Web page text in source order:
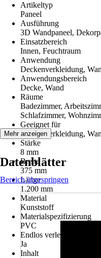
Artikeltyp
Paneel
Ausführung
3D Wandpaneel,
Einsatzbereich
Innen, Feuchtraum
Anwendung
Deckenverkleidung,
Anwendungsbereich
Decke, Wand
Räume
Badezimmer,
Schlafzimmer,
Geeignet für
Deckenverkleidung,
Stärke
8 mm
Breite
375 mm
Länge
1.200 mm
Material
Kunststoff
Materialspezifizierung
PVC
Endlos verlegbar
Ja
Inhalt
Mehr anzeigen
Datenblätter
Bereich überspringen